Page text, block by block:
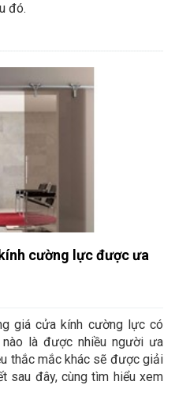
đó.
cường lực được ưa
giá cửa kính cường lực có
là được nhiều người ưa
thắc mắc khác sẽ được giải
sau đây, cùng tìm hiểu xem